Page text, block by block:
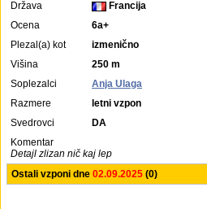
Država
Francija
Ocena
6a+
Plezal(a) kot
izmenično
Višina
250 m
Soplezalci
Anja Ulaga
Razmere
letni vzpon
Svedrovci
DA
Komentar
Detajl zlizan nič kaj lep
Ostali vzponi dne 02.09.2025 (0)